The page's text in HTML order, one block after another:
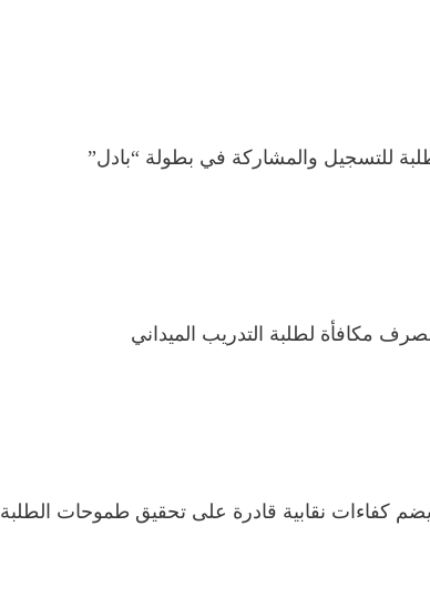
للتسجيل والمشاركة في بطولة “بادل”
مكافأة لطلبة التدريب الميداني
يضم كفاءات نقابية قادرة على تحقيق طموحات الطلبة